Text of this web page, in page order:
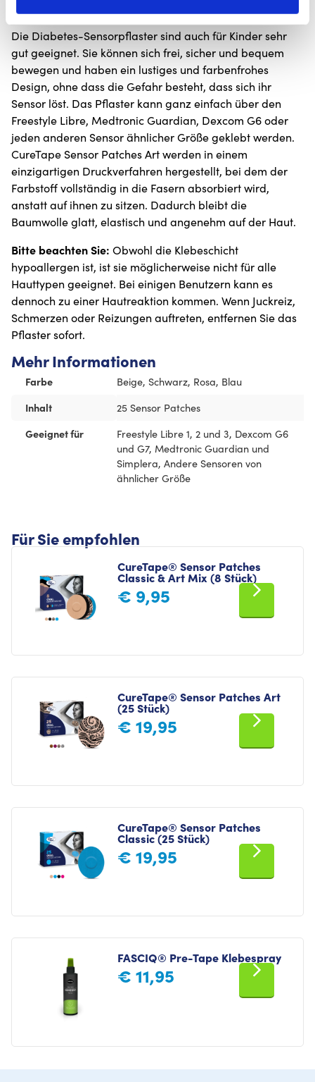
Die Diabetes-Sensorpflaster sind auch für Kinder sehr
gut geeignet. Sie können sich frei, sicher und bequem
bewegen und haben ein lustiges und farbenfrohes
Design, ohne dass die Gefahr besteht, dass sich ihr
Sensor löst. Das Pflaster kann ganz einfach über den
Freestyle Libre, Medtronic Guardian, Dexcom G6 oder
jeden anderen Sensor ähnlicher Größe geklebt werden.
CureTape Sensor Patches Art werden in einem
einzigartigen Druckverfahren hergestellt, bei dem der
Farbstoff vollständig in die Fasern absorbiert wird,
anstatt auf ihnen zu sitzen. Dadurch bleibt die
Baumwolle glatt, elastisch und angenehm auf der Haut.
Bitte beachten Sie: Obwohl die Klebeschicht
hypoallergen ist, ist sie möglicherweise nicht für alle
Hauttypen geeignet. Bei einigen Benutzern kann es
dennoch zu einer Hautreaktion kommen. Wenn Juckreiz,
Schmerzen oder Reizungen auftreten, entfernen Sie das
Pflaster sofort.
Mehr Informationen
Farbe
Beige, Schwarz, Rosa, Blau
Inhalt
25 Sensor Patches
Geeignet für
Freestyle Libre 1, 2 und 3, Dexcom G6
und G7, Medtronic Guardian und
Simplera, Andere Sensoren von
ähnlicher Größe
Für Sie empfohlen
CureTape® Sensor Patches
Classic & Art Mix (8 Stück)
€ 9,95
CureTape® Sensor Patches Art
(25 Stück)
€ 19,95
CureTape® Sensor Patches
Classic (25 Stück)
€ 19,95
FASCIQ® Pre-Tape Klebespray
€ 11,95